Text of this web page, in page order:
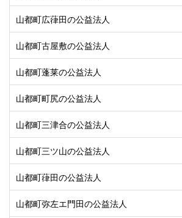
山都町広葎田の公益法人
山都町古屋敷の公益法人
山都町蓬莱の公益法人
山都町町尻の公益法人
山都町三津合の公益法人
山都町三ツ山の公益法人
山都町葎田の公益法人
山都町弥左エ門田の公益法人